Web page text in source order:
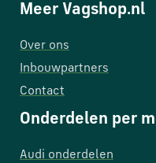
Meer Vagshop.nl
Over ons
Inbouwpartners
Contact
Onderdelen per
Audi onderdelen